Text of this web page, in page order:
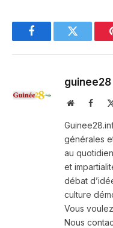
FacebookTwitter
guinee28
Website
générales
au
et
débat
culture
Vous
Nous